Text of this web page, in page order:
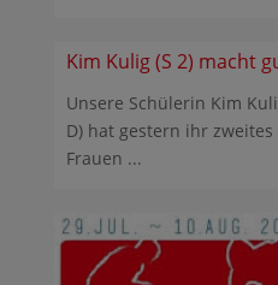
Kim Kulig (S 2) macht
Unsere Schülerin Kim
D) hat gestern ihr
Frauen ...